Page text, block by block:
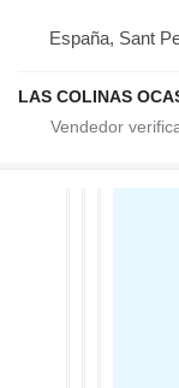
España, Sant
LAS COLINAS